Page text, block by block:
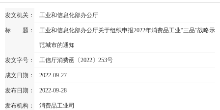
发文机关： 工业和信息化部办公厅
标 题： 工业和信息化部办公厅关于组织申报2022年消费品工业“三品”战略示
范城市的通知
发文字号： 工信厅消费函〔2022〕253号
成文日期： 2022-09-27
发布日期： 2022-09-28
发布机构： 消费品工业司